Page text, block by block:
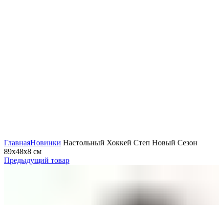
ГлавнаяНовинки Настольный Хоккей Степ Новый Сезон
89х48х8 см
Предыдущий товар